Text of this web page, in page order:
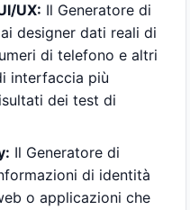
UX: Il Generatore di
designer dati reali di
di telefono e altri
interfaccia più
dei test di
Il Generatore di
di identità
o applicazioni che